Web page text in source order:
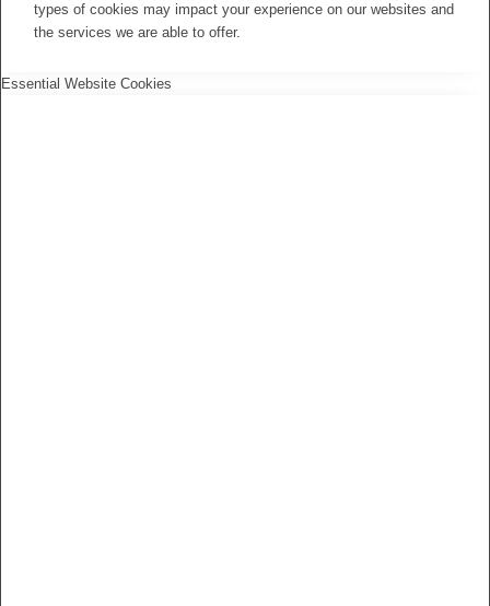
types of cookies may impact your experience on our websites and
the services we are able to offer.
Essential Website Cookies